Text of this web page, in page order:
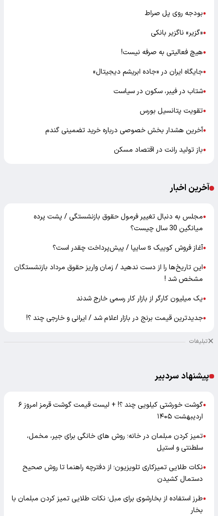
●بودجه روی پل صراط
●«گزیر» ناگزیر بانکی
●هیچ فعالیتی به صرفه نیست!
●جایگاه ایران در «جاده ابریشم دیجیتال»
●شتاب در فیبر، سکون در سیاست
●تقویت پتانسیل بورس
●آخرین هشدار بخش خصوصی درباره خرید تضمینی گندم
●باز تولید رانت در اقتصاد مسکن
آخرین اخبار
●مجلس به دنبال تغییر فرمول حقوق بازنشستگی / پشت پرده
میانگین 30 سال چیست؟
●آغاز فروش کوییک s سایپا / پیش‌پرداخت چقدر است؟
●این تاریخ‌ها را از دست ندهید / زمان واریز حقوق مرداد بازنشستگان
مشخص شد !
●یک میلیون کارگر از بازار کار رسمی خارج شدند
●جدیدترین قیمت برنج در بازار اعلام شد / ایرانی و خارجی چند ؟!
تبلیغات
پیشنهاد سردبیر
●
گوشت خورشتی کیلویی چند ؟! + لیست قیمت گوشت قرمز امروز ۶
اردیبهشت ۱۴۰۵
●تمیز کردن مبلمان در خانه؛ روش های خانگی برای جیر، مخمل،
سلطنتی و استیل
●نکات طلایی تمیزکاری تلویزیون؛ از دفترچه راهنما تا روش صحیح
دستمال کشیدن
●طرز استفاده از بخارشوی برای مبل؛ نکات طلایی تمیز کردن مبلمان با
بخار